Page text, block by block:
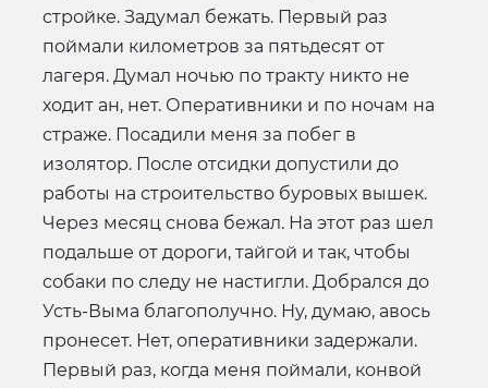
стройке. Задумал бежать. Первый раз
поймали километров за пятьдесят от
лагеря. Думал ночью по тракту никто не
ходит ан, нет. Оперативники и по ночам на
страже. Посадили меня за побег в
изолятор. После отсидки допустили до
работы на строительство буровых вышек.
Через месяц снова бежал. На этот раз шел
подальше от дороги, тайгой и так, чтобы
собаки по следу не настигли. Добрался до
Усть-Выма благополучно. Ну, думаю, авось
пронесет. Нет, оперативники задержали.
Первый раз, когда меня поймали, конвой